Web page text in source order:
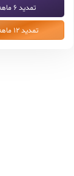
تمدید 6 ماهه (1,500,000 تومان )
تمدید 12 ماهه (2,750,000 تومان )